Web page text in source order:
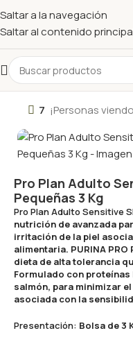
Saltar a la navegación
Saltar al contenido
7 ¡Personas
Pro Plan Adulto
Pequeñas 3 Kg
Pro Plan Adulto Sensitive
nutrición de avanzada
irritación de la piel
alimentaria. PURINA
dieta de alta tolerancia
Formulado con
salmón, para minimizar
asociada con la
Presentación: Bolsa de 3